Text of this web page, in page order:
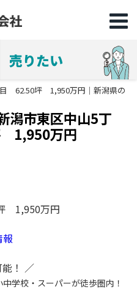
売りたい
目 62.50坪 1,950万円｜新潟県の
潟市東区中山5丁
1,950万円
1,950万円
！ ／
学校・スーパーが徒歩圏内！